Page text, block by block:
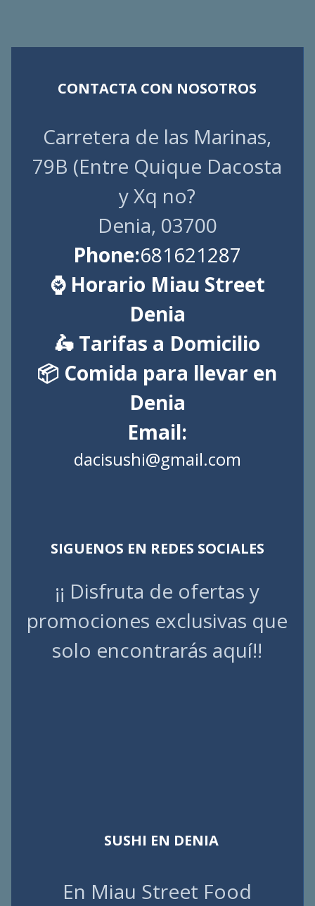
CONTACTA CON NOSOTROS
Carretera de las Marinas,
79B (Entre Quique Dacosta
y Xq no?
Denia, 03700
Phone:681621287
⌚ Horario Miau Street
Denia
🛵 Tarifas a Domicilio
📦 Comida para llevar en
Denia
Email:
dacisushi@gmail.com
SIGUENOS EN REDES SOCIALES
¡¡ Disfruta de ofertas y
promociones exclusivas que
solo encontrarás aquí!!
SUSHI EN DENIA
En Miau Street Food